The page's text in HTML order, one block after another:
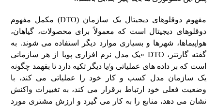
مفهوم دوقلوهای دیجیتال یک سازمان (DTO) مکمل مفهوم
دوقلوهای دیجیتال است که معمولاً برای محصولات، گیاهان،
هواپیماها، شهرها و بسیاری موارد دیگر استفاده می شوند. به
گفته گارتنر، DTO «یک مدل نرم افزاری پویا از هر سازمانی
است که بر داده های عملیاتی و/یا دیگر تکیه دارد تا بفهمد چگونه
یک سازمان مدل کسب و کار خود را عملیاتی می کند، با
وضعیت فعلی خود ارتباط برقرار می کند، به تغییرات واکنش
نشان می دهد، منابع را به کار می گیرد و ارزش مشتری مورد